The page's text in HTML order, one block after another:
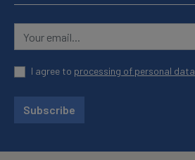
I agree to processing of personal data
Subscribe